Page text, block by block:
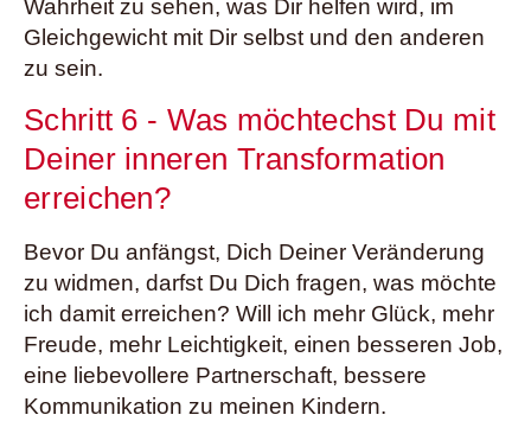
Wahrheit zu sehen, was Dir helfen wird, im
Gleichgewicht mit Dir selbst und den anderen
zu sein.
Schritt 6 - Was möchtechst Du mit
Deiner inneren Transformation
erreichen?
Bevor Du anfängst, Dich Deiner Veränderung
zu widmen, darfst Du Dich fragen, was möchte
ich damit erreichen? Will ich mehr Glück, mehr
Freude, mehr Leichtigkeit, einen besseren Job,
eine liebevollere Partnerschaft, bessere
Kommunikation zu meinen Kindern.